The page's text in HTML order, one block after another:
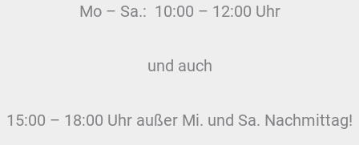
Mo – Sa.: 10:00 – 12:00 Uhr
und auch
15:00 – 18:00 Uhr außer Mi. und Sa. Nachmittag!